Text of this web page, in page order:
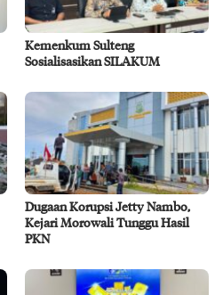
Kemenkum Sulteng
Sosialisasikan SILAKUM
Dugaan Korupsi Jetty Nambo,
Kejari Morowali Tunggu Hasil
PKN